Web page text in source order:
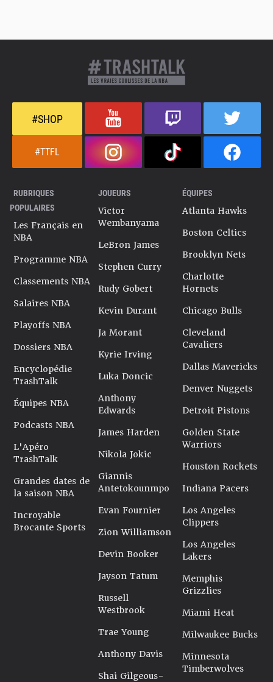
#SHOP
#TTFL
RUBRIQUES
POPULAIRES
Les Français en
NBA
Programme NBA
Classements NBA
Salaires NBA
Playoffs NBA
Dossiers NBA
Encyclopédie
TrashTalk
Équipes NBA
Podcasts NBA
L'Apéro
TrashTalk
Grandes dates de
la saison NBA
Incroyable
Brocante Sports
JOUEURS
Victor
Wembanyama
LeBron James
Stephen Curry
Rudy Gobert
Kevin Durant
Ja Morant
Kyrie Irving
Luka Doncic
Anthony
Edwards
James Harden
Nikola Jokic
Giannis
Antetokounmpo
Evan Fournier
Zion Williamson
Devin Booker
Jayson Tatum
Russell
Westbrook
Trae Young
Anthony Davis
Shai Gilgeous-
ÉQUIPES
Atlanta Hawks
Boston Celtics
Brooklyn Nets
Charlotte
Hornets
Chicago Bulls
Cleveland
Cavaliers
Dallas Mavericks
Denver Nuggets
Detroit Pistons
Golden State
Warriors
Houston Rockets
Indiana Pacers
Los Angeles
Clippers
Los Angeles
Lakers
Memphis
Grizzlies
Miami Heat
Milwaukee Bucks
Minnesota
Timberwolves